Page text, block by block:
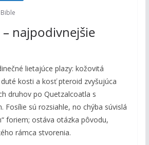
najpodivnejšie
lietajúce plazy: kožovitá
kosti a kosť pteroid zvyšujúca
druhov po Quetzalcoatla s
Fosílie sú rozsiahle, no chýba súvislá
foriem; ostáva otázka pôvodu,
rámca stvorenia.